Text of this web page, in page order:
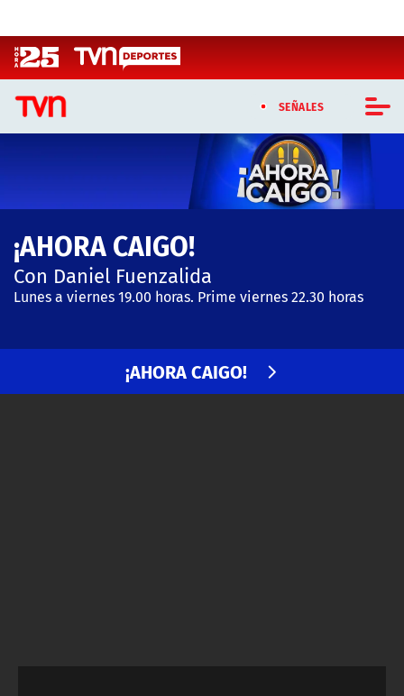
SEÑALES
CASTING MASTERCHEF CHILE
CASTING TVN VERTICAL
TVN VERTICAL
TVN PLAY
¡AHORA CAIGO!
Con Daniel Fuenzalida
Lunes a viernes 19.00 horas. Prime viernes 22.30 horas
¡AHORA CAIGO!